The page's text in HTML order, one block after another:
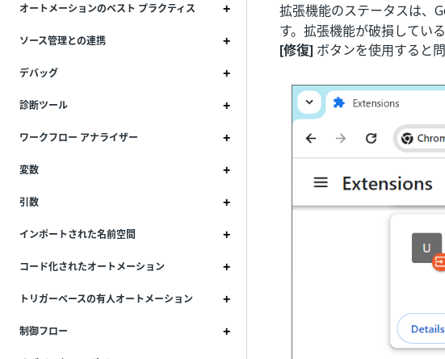
オートメーションのベスト プラクティス
ソース管理との連携
デバッグ
診断ツール
ワークフロー アナライザー
変数
引数
インポートされた名前空間
コード化されたオートメーション
トリガーベースの有人オートメーション
制御フロー
拡張機能のステータスは、
す。拡張機能が破損してい
[修復] ボタンを使用すると